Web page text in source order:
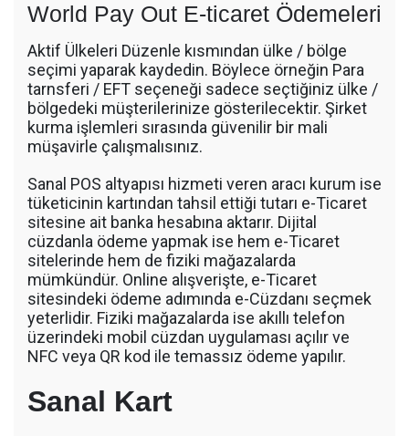
World Pay Out E-ticaret Ödemeleri
Aktif Ülkeleri Düzenle kısmından ülke / bölge
seçimi yaparak kaydedin. Böylece örneğin Para
tarnsferi / EFT seçeneği sadece seçtiğiniz ülke /
bölgedeki müşterilerinize gösterilecektir. Şirket
kurma işlemleri sırasında güvenilir bir mali
müşavirle çalışmalısınız.
Sanal POS altyapısı hizmeti veren aracı kurum ise
tüketicinin kartından tahsil ettiği tutarı e-Ticaret
sitesine ait banka hesabına aktarır. Dijital
cüzdanla ödeme yapmak ise hem e-Ticaret
sitelerinde hem de fiziki mağazalarda
mümkündür. Online alışverişte, e-Ticaret
sitesindeki ödeme adımında e-Cüzdanı seçmek
yeterlidir. Fiziki mağazalarda ise akıllı telefon
üzerindeki mobil cüzdan uygulaması açılır ve
NFC veya QR kod ile temassız ödeme yapılır.
Sanal Kart